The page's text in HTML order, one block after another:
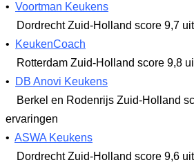
• Voortman Keukens
Dordrecht Zuid-Holland score 9,7
•
KeukenCoach
Rotterdam Zuid-Holland score 9,8
•
DB Anovi Keukens
Berkel en Rodenrijs Zuid-Holland
ervaringen
• ASWA Keukens
Dordrecht Zuid-Holland score 9,6